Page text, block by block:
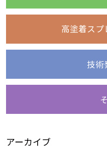
高塗着ス
技術
アーカイブ